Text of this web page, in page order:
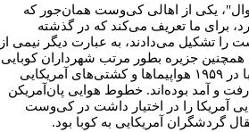
یکی از اهالی کی‌وست همان‌جور که
برای ما تعریف می‌کند که در گذشته
را تشکیل می‌دادند، به عبارت دیگر نیمی از
جزیره بطور مرتب شهرداران کوبایی
داشته است. تا پیش از انقلاب کوبا در ۱۹۵۹ هواپیماها و کشتی‌های آمریکایی
و آمد بوده‌اند. خطوط هوایی پان‌آمریکن
آمریکا را در اختیار داشت در کی‌وست